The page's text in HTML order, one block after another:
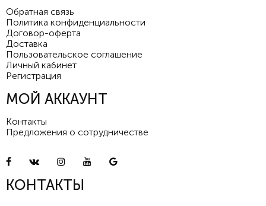
Обратная связь
Политика конфиденциальности
Договор-оферта
Доставка
Пользовательское соглашение
Личный кабинет
Регистрация
МОЙ АККАУНТ
Контакты
Предложения о сотрудничестве
КОНТАКТЫ